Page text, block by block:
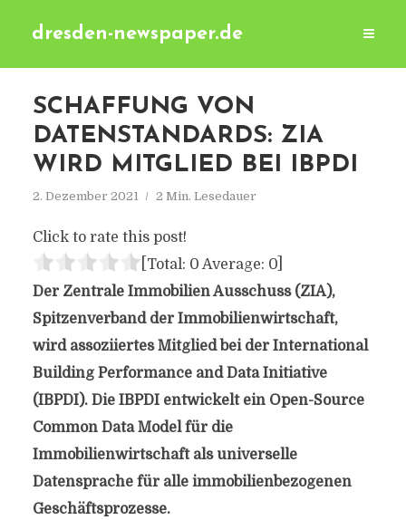
dresden-newspaper.de
SCHAFFUNG VON
DATENSTANDARDS: ZIA
WIRD MITGLIED BEI IBPDI
2. Dezember 2021 2 Min. Lesedauer
Click to rate this post!
[Total: 0 Average: 0]
Der Zentrale Immobilien Ausschuss (ZIA),
Spitzenverband der Immobilienwirtschaft,
wird assoziiertes Mitglied bei der International
Building Performance and Data Initiative
(IBPDI). Die IBPDI entwickelt ein Open-Source
Common Data Model für die
Immobilienwirtschaft als universelle
Datensprache für alle immobilienbezogenen
Geschäftsprozesse.